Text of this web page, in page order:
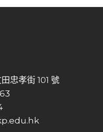
忠孝街 101 號